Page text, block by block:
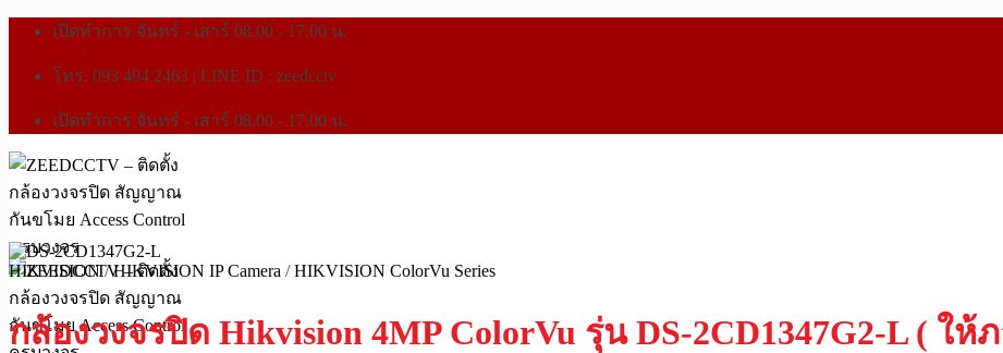
เปิดทำการ จันทร์ - เสาร์ 08.00 - 17.00 น.
โทร. 093 494 2463 | LINE ID : zeedcctv
เปิดทำการ จันทร์ - เสาร์ 08.00 - 17.00 น.
HIKVISION / HIKVISION IP Camera / HIKVISION ColorVu Series
กล้องวงจรปิด Hikvision 4MP ColorVu รุ่น DS-2CD1347G2-L ( ให้